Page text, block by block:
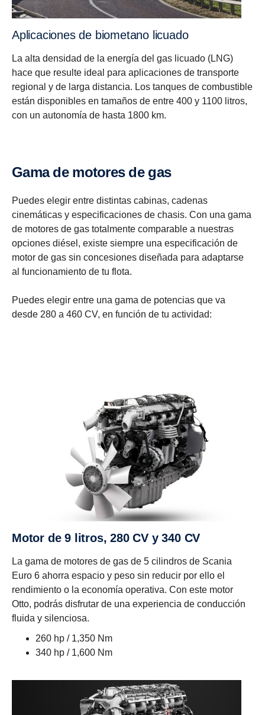
Aplica­ciones de biome­tano licuado
La alta densidad de la energía del gas licuado (LNG)
hace que resulte ideal para aplicaciones de transporte
regional y de larga distancia. Los tanques de combustible
están disponibles en tamaños de entre 400 y 1100 litros,
con un autonomía de hasta 1800 km.
Gama de motores de gas
Puedes elegir entre distintas cabinas, cadenas
cinemáticas y especificaciones de chasis. Con una gama
de motores de gas totalmente comparable a nuestras
opciones diésel, existe siempre una especificación de
motor de gas sin concesiones diseñada para adaptarse
al funcionamiento de tu flota.
Puedes elegir entre una gama de potencias que va
desde 280 a 460 CV, en función de tu actividad:
Motor de 9 litros, 280 CV y 340 CV
La gama de motores de gas de 5 cilindros de Scania
Euro 6 ahorra espacio y peso sin reducir por ello el
rendimiento o la economía operativa. Con este motor
Otto, podrás disfrutar de una experiencia de conducción
fluida y silenciosa.
260 hp / 1,350 Nm
340 hp / 1,600 Nm